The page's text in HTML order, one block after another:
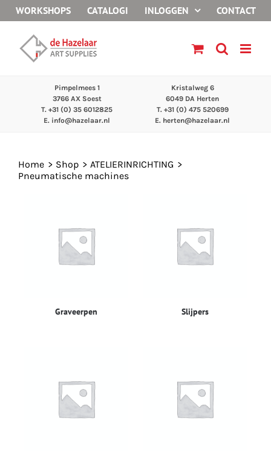
naar
inhoud
WORKSHOPS CATALOGI INLOGGEN CONTACT
Pimpelmees 1
3766 AX Soest
T. +31 (0) 35 6012825
E. info@hazelaar.nl
Kristalweg 6
6049 DA Herten
T. +31 (0) 475 520699
E. herten@hazelaar.nl
Home Shop
ATELIERINRICHTING
Pneumatische machines
Graveerpen Slijpers